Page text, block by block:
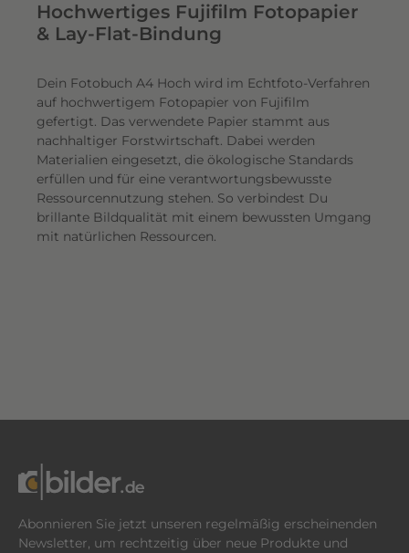
Hochwertiges Fujifilm Fotopapier
& Lay-Flat-Bindung
Dein Fotobuch A4 Hoch wird im Echtfoto-Verfahren
auf hochwertigem Fotopapier von Fujifilm
gefertigt. Das verwendete Papier stammt aus
nachhaltiger Forstwirtschaft. Dabei werden
Materialien eingesetzt, die ökologische Standards
erfüllen und für eine verantwortungsbewusste
Ressourcennutzung stehen. So verbindest Du
brillante Bildqualität mit einem bewussten Umgang
mit natürlichen Ressourcen.
Abonnieren Sie jetzt unseren regelmäßig erscheinenden
Newsletter, um rechtzeitig über neue Produkte und